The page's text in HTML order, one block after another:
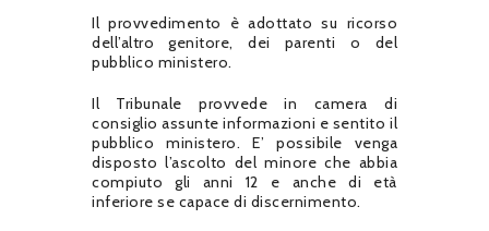
Il provvedimento è adottato su ricorso
dell’altro genitore, dei parenti o del
pubblico ministero.
Il Tribunale provvede in camera di
consiglio assunte informazioni e sentito il
pubblico ministero. E’ possibile venga
disposto l’ascolto del minore che abbia
compiuto gli anni 12 e anche di età
inferiore se capace di discernimento.